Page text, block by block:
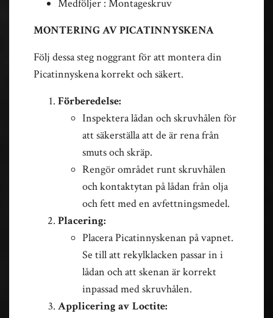
Medföljer : Montageskruv
MONTERING AV PICATINNYSKENA
Följ dessa steg noggrant för att montera din
Picatinnyskena korrekt och säkert.
Förberedelse:
Inspektera lådan och skruvhålen för
att säkerställa att de är rena från
smuts och skräp.
Rengör området runt skruvhålen
och kontaktytan på lådan från olja
och fett med en avfettningsmedel.
Placering:
Placera Picatinnyskenan på vapnet.
Se till att rekylklacken passar in i
lådan och att skenan är korrekt
inpassad med skruvhålen.
Applicering av Loctite: